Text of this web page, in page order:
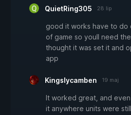
QuietRing305 28 lip
good it works have to do
of game so youll need
thought it was set it and
app
Kingslycamben 19 maj
It worked great, and
it anywhere units were